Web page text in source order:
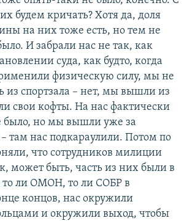
будем кричать? Хотя да, доля
на них тоже есть, но тем не
И забрали нас не так, как
суда, как будто, когда
физическую силу, мы не
из спортзала – нет, мы вышли из
свои кофты. На нас фактически
было, но мы вышли уже за
там нас подкараулили. Потом по
что сотрудников милиции
может быть, часть из них были в
ли ОМОН, то ли СОБР в
концов, нас окружили
и окружили выход, чтобы